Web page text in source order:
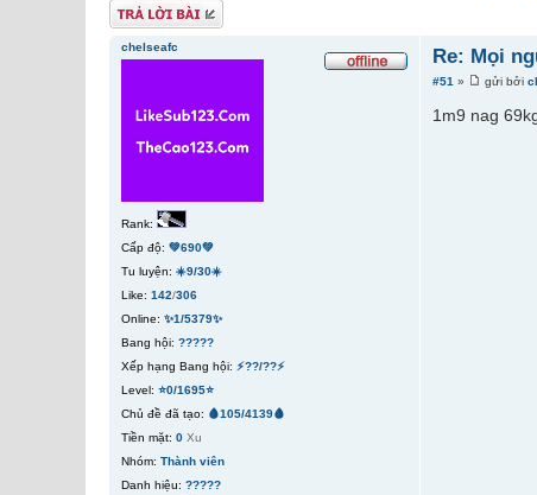
Gửi bài trả lời
Re: Mọi
#51 » gửi bởi
1m9 nag
chelseafc
Rank:
Cấp độ: 💚690💚
Tu luyện: ☀️9/30☀️
Like: 142/306
Online: ✨1/5379✨
Bang hội: ?????
Xếp hạng Bang hội: ⚡??/??⚡
Level: ⭐0/1695⭐
Chủ đề đã tạo: 🩸105/4139🩸
Tiền mặt: 0 Xu
Nhóm: Thành viên
Danh hiệu: ?????